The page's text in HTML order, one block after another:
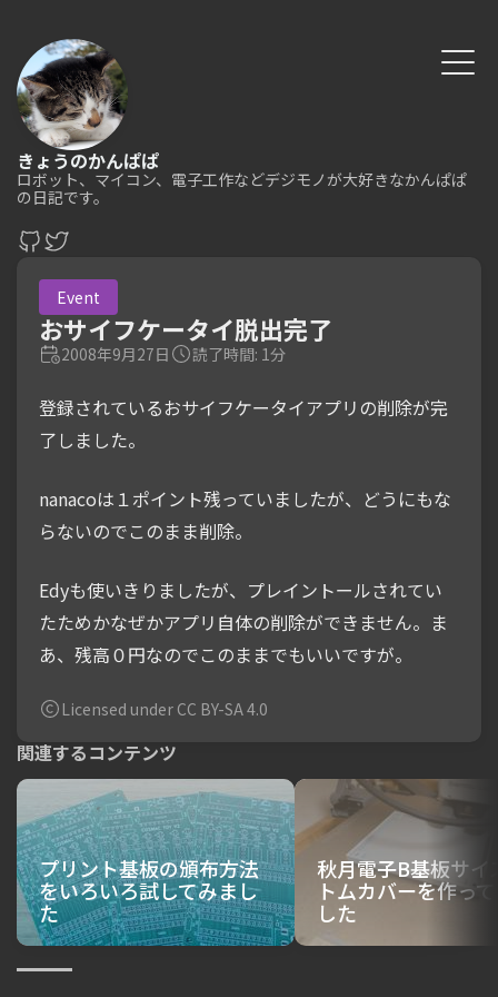
きょうのかんぱぱ
ロボット、マイコン、電子工作などデジモノが大好きなかんぱぱ
の日記です。
Event
おサイフケータイ脱出完了
2008年9月27日 読了時間: 1分
登録されているおサイフケータイアプリの削除が完
了しました。
nanacoは１ポイント残っていましたが、どうにもな
らないのでこのまま削除。
Edyも使いきりましたが、プレイントールされてい
たためかなぜかアプリ自体の削除ができません。ま
あ、残高０円なのでこのままでもいいですが。
Licensed under CC BY-SA 4.0
関連するコンテンツ
プリント基板の頒布方法
をいろいろ試してみまし
た
秋月電子B基板サイ
トムカバーを作っ
した